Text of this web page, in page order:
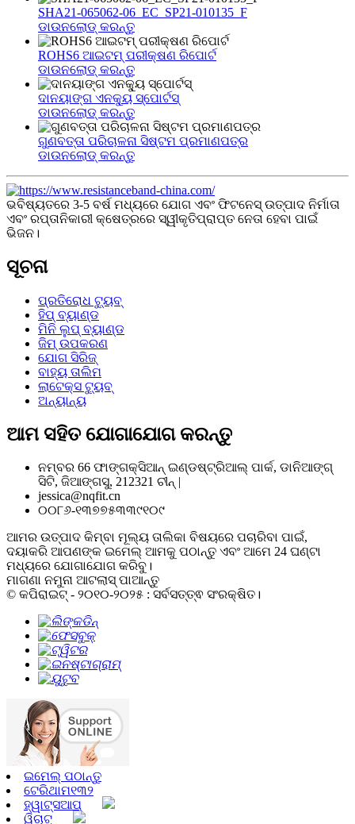
SHA21-065062-06_EC_SP21-010135_F
ଡାଉନଲୋଡ୍ କରନ୍ତୁ
ROHS6 ଆଇଟମ୍ ପରୀକ୍ଷଣ ରିପୋର୍ଟ
ଡାଉନଲୋଡ୍ କରନ୍ତୁ
ଦାନୟାଙ୍ଗ ଏନକ୍ୟୁ ସ୍ପୋର୍ଟସ୍
ଡାଉନଲୋଡ୍ କରନ୍ତୁ
ଗୁଣବତ୍ତା ପରିଚାଳନା ସିଷ୍ଟମ ପ୍ରମାଣପତ୍ର
ଡାଉନଲୋଡ୍ କରନ୍ତୁ
ଭବିଷ୍ୟତରେ 3-5 ବର୍ଷ ମଧ୍ୟରେ ଯୋଗ ଏବଂ ଫିଟନେସ୍ ଉତ୍ପାଦ ନିର୍ମାତା
ଏବଂ ରପ୍ତାନିକାରୀ କ୍ଷେତ୍ରରେ ସ୍ୱୀକୃତିପ୍ରାପ୍ତ ନେତା ହେବା ପାଇଁ
ଭିଜନ।
ସୂଚନା
ପ୍ରତିରୋଧ ଟ୍ୟୁବ୍
ହିପ୍ ବ୍ୟାଣ୍ଡ
ମିନି ଲୁପ୍ ବ୍ୟାଣ୍ଡ
ଜିମ୍ ଉପକରଣ
ଯୋଗ ସିରିଜ୍
ବାହ୍ୟ ତାଲିମ
ଲାଟେକ୍ସ ଟ୍ୟୁବ୍
ଅନ୍ୟାନ୍ୟ
ଆମ ସହିତ ଯୋଗାଯୋଗ କରନ୍ତୁ
ନମ୍ବର 66 ଫାଙ୍ଗକ୍ସିଆନ୍ ଇଣ୍ଡଷ୍ଟ୍ରିଆଲ୍ ପାର୍କ, ଡାନିଆଙ୍ଗ୍
ସିଟି, ଜିଆଙ୍ଗସୁ, 212321 ଚୀନ୍ |
jessica@nqfit.cn
୦୦୮୬-୧୩୭୭୫୩୩୯୧୦୯
ଆମର ଉତ୍ପାଦ କିମ୍ବା ମୂଲ୍ୟ ତାଲିକା ବିଷୟରେ ପଚାରିବା ପାଇଁ,
ଦୟାକରି ଆପଣଙ୍କ ଇମେଲ୍ ଆମକୁ ପଠାନ୍ତୁ ଏବଂ ଆମେ 24 ଘଣ୍ଟା
ମଧ୍ୟରେ ଯୋଗାଯୋଗ କରିବୁ।
ମାଗଣା ନମୁନା ଆଟଲାସ୍ ପାଆନ୍ତୁ
© କପିରାଇଟ୍ - ୨୦୧୦-୨୦୨୫ : ସର୍ବସତ୍ତ୍ଵ ସଂରକ୍ଷିତ।
ଇମେଲ୍ ପଠାନ୍ତୁ
ଟେରିଥାମ୧୩୨
ହ୍ୱାଟ୍ସଆପ୍
ୱିଚାଟ୍